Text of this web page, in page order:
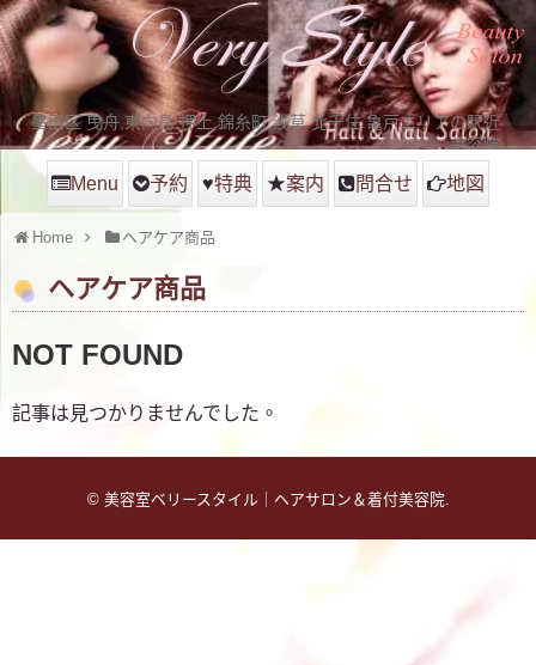
墨田区 曳舟,東向島.押上.錦糸町,浅草.北千住.亀戸エリアの駅近
美容院
Menu 予約 ♥特典 ★案内 問合せ 地図
Home ヘアケア商品
ヘアケア商品
NOT FOUND
記事は見つかりませんでした。
© 美容室ベリースタイル｜ヘアサロン＆着付美容院.